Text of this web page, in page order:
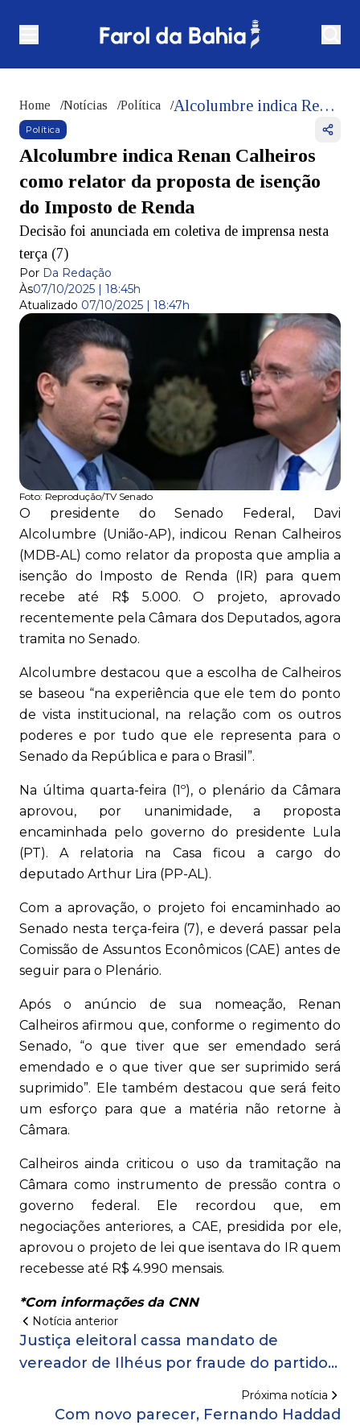
Home /Notícias /Política / Alcolumbre indica Renan Calheiros como relator da proposta de isenção do Imposto de Renda
Política
Alcolumbre indica Renan Calheiros
como relator da proposta de isenção
do Imposto de Renda
Decisão foi anunciada em coletiva de imprensa nesta
terça (7)
Por Da Redação
Às07/10/2025 | 18:45h
Atualizado 07/10/2025 | 18:47h
Foto: Reprodução/TV Senado
O presidente do Senado Federal, Davi
Alcolumbre (União-AP), indicou Renan Calheiros
(MDB-AL) como relator da proposta que amplia a
isenção do Imposto de Renda (IR) para quem
recebe até R$ 5.000. O projeto, aprovado
recentemente pela Câmara dos Deputados, agora
tramita no Senado.
Alcolumbre destacou que a escolha de Calheiros
se baseou “na experiência que ele tem do ponto
de vista institucional, na relação com os outros
poderes e por tudo que ele representa para o
Senado da República e para o Brasil”.
Na última quarta-feira (1º), o plenário da Câmara
aprovou, por unanimidade, a proposta
encaminhada pelo governo do presidente Lula
(PT). A relatoria na Casa ficou a cargo do
deputado Arthur Lira (PP-AL).
Com a aprovação, o projeto foi encaminhado ao
Senado nesta terça-feira (7), e deverá passar pela
Comissão de Assuntos Econômicos (CAE) antes de
seguir para o Plenário.
Após o anúncio de sua nomeação, Renan
Calheiros afirmou que, conforme o regimento do
Senado, “o que tiver que ser emendado será
emendado e o que tiver que ser suprimido será
suprimido”. Ele também destacou que será feito
um esforço para que a matéria não retorne à
Câmara.
Calheiros ainda criticou o uso da tramitação na
Câmara como instrumento de pressão contra o
governo federal. Ele recordou que, em
negociações anteriores, a CAE, presidida por ele,
aprovou o projeto de lei que isentava do IR quem
recebesse até R$ 4.990 mensais.
*Com informações da CNN
Notícia anterior
Justiça eleitoral cassa mandato de
vereador de Ilhéus por fraude do partido à
Próxima notícia
Com novo parecer, Fernando Haddad